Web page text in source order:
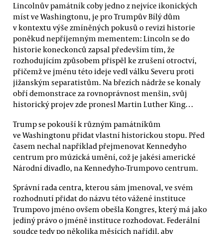
Lincolnův památník coby jedno z nejvíce ikonických
míst ve Washingtonu, je pro Trumpův Bílý dům
v kontextu výše zmíněných pokusů o revizi historie
poněkud nepříjemným mementem: Lincoln se do
historie koneckonců zapsal především tím, že
rozhodujícím způsobem přispěl ke zrušení otroctví,
přičemž ve jménu této ideje vedl válku Severu proti
jižanským separatistům. Na březích nádrže se konaly
obří demonstrace za rovnoprávnost menšin, svůj
historický projev zde pronesl Martin Luther King…
Trump se pokouší k různým památníkům
ve Washingtonu přidat vlastní historickou stopu. Před
časem nechal například přejmenovat Kennedyho
centrum pro múzická umění, což je jakési americké
Národní divadlo, na Kennedyho-Trumpovo centrum.
Správní rada centra, kterou sám jmenoval, ve svém
rozhodnutí přidat do názvu této vážené instituce
Trumpovo jméno ovšem obešla Kongres, který má jako
jediný právo o jméně instituce rozhodovat. Federální
soudce tedy po několika měsících nařídil, aby